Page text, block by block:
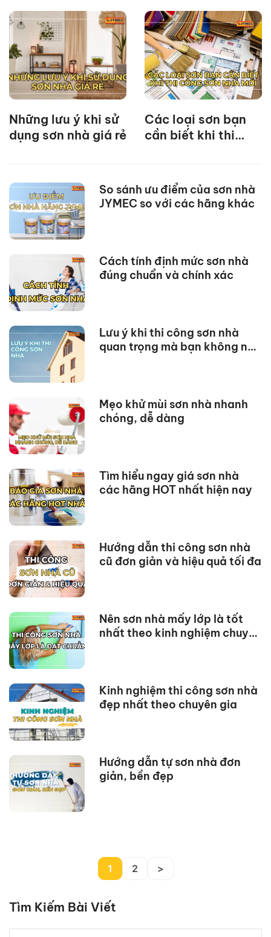
Những lưu ý khi sử
dụng sơn nhà giá rẻ
Các loại sơn bạn
cần biết khi thi
So sánh ưu điểm của sơn nhà
JYMEC so với các hãng khác
Cách tính định mức sơn nhà
đúng chuẩn và chính xác
Lưu ý khi thi công sơn nhà
quan trọng mà bạn không nên
Mẹo khử mùi sơn nhà nhanh
chóng, dễ dàng
Tìm hiểu ngay giá sơn nhà
các hãng HOT nhất hiện nay
Hướng dẫn thi công sơn nhà
cũ đơn giản và hiệu quả tối đa
Nên sơn nhà mấy lớp là tốt
nhất theo kinh nghiệm chuyên
Kinh nghiệm thi công sơn nhà
đẹp nhất theo chuyên gia
Hướng dẫn tự sơn nhà đơn
giản, bền đẹp
1 2 >
Tìm Kiếm Bài Viết